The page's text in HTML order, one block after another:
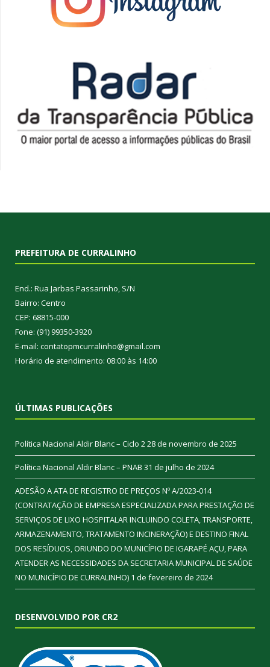
PREFEITURA DE CURRALINHO
End.: Rua Jarbas Passarinho, S/N
Bairro: Centro
CEP: 68815-000
Fone: (91) 99350-3920
E-mail: contatopmcurralinho@gmail.com
Horário de atendimento: 08:00 às 14:00
ÚLTIMAS PUBLICAÇÕES
Política Nacional Aldir Blanc – Ciclo 228 de novembro de 2025
Política Nacional Aldir Blanc – PNAB 31 de julho de 2024
ADESÃO A ATA DE REGISTRO DE PREÇOS Nº A/2023-014
(CONTRATAÇÃO DE EMPRESA ESPECIALIZADA PARA PRESTAÇÃO DE
SERVIÇOS DE LIXO HOSPITALAR INCLUINDO COLETA, TRANSPORTE,
ARMAZENAMENTO, TRATAMENTO INCINERAÇÃO) E DESTINO FINAL
DOS RESÍDUOS, ORIUNDO DO MUNICÍPIO DE IGARAPÉ AÇU, PARA
ATENDER AS NECESSIDADES DA SECRETARIA MUNICIPAL DE SAÚDE
NO MUNICÍPIO DE CURRALINHO) 1 de fevereiro de 2024
DESENVOLVIDO POR CR2